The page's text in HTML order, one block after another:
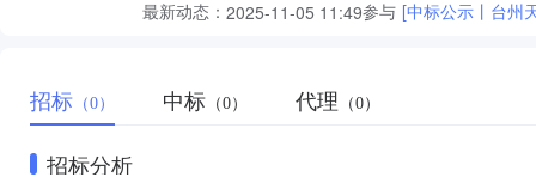
最新动态： 2025-11-05 11:49参与 [中标公示丨台州
招标 （0） 中标 （0） 代理 （0）
招标分析